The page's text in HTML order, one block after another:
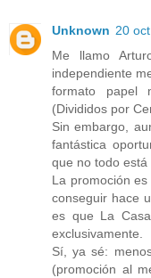
Unknown 20
Me llamo
independiente
formato papel
(Divididos por
Sin embargo,
fantástica
que no todo está
La promoción
conseguir hace
es que La
exclusivamente.
Sí, ya sé:
(promoción al